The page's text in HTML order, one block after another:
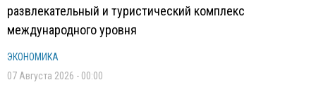
развлекательный и туристический комплекс
международного уровня
ЭКОНОМИКА
07 Августа 2026 - 00:00